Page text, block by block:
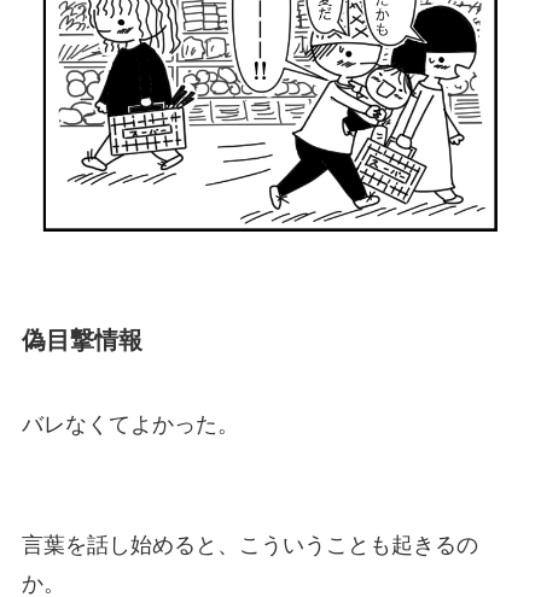
偽目撃情報
バレなくてよかった。
言葉を話し始めると、こういうことも起きるの
か。